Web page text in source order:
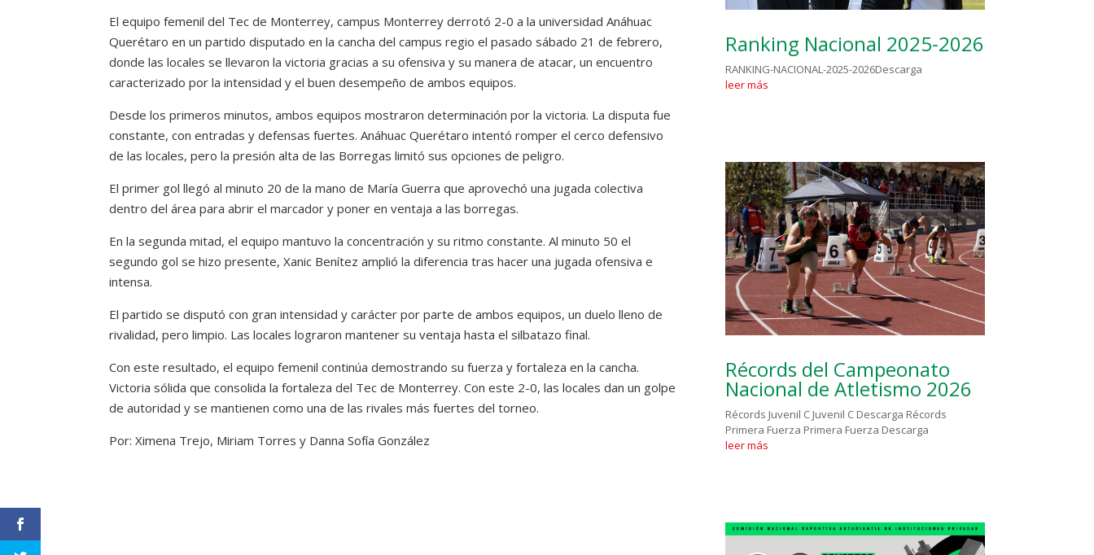
El equipo femenil del Tec de Monterrey, campus Monterrey derrotó 2-0 a la universidad Anáhuac
Querétaro en un partido disputado en la cancha del campus regio el pasado sábado 21 de febrero,
donde las locales se llevaron la victoria gracias a su ofensiva y su manera de atacar, un encuentro
caracterizado por la intensidad y el buen desempeño de ambos equipos.
Desde los primeros minutos, ambos equipos mostraron determinación por la victoria. La disputa fue
constante, con entradas y defensas fuertes. Anáhuac Querétaro intentó romper el cerco defensivo
de las locales, pero la presión alta de las Borregas limitó sus opciones de peligro.
El primer gol llegó al minuto 20 de la mano de María Guerra que aprovechó una jugada colectiva
dentro del área para abrir el marcador y poner en ventaja a las borregas.
En la segunda mitad, el equipo mantuvo la concentración y su ritmo constante. Al minuto 50 el
segundo gol se hizo presente, Xanic Benítez amplió la diferencia tras hacer una jugada ofensiva e
intensa.
El partido se disputó con gran intensidad y carácter por parte de ambos equipos, un duelo lleno de
rivalidad, pero limpio. Las locales lograron mantener su ventaja hasta el silbatazo final.
Con este resultado, el equipo femenil continúa demostrando su fuerza y fortaleza en la cancha.
Victoria sólida que consolida la fortaleza del Tec de Monterrey. Con este 2-0, las locales dan un golpe
de autoridad y se mantienen como una de las rivales más fuertes del torneo.
Por: Ximena Trejo, Miriam Torres y Danna Sofía González
Ranking Nacional 2025-2026
RANKING-NACIONAL-2025-2026Descarga
leer más
Récords del Campeonato
Nacional de Atletismo 2026
Récords Juvenil C Juvenil C Descarga Récords
Primera Fuerza Primera Fuerza Descarga
leer más